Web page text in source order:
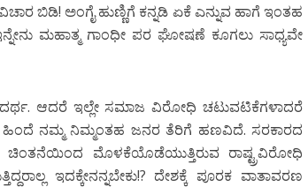
ಬಿಡಿ! ಅಂಗೈ ಹುಣ್ಣಿಗೆ ಕನ್ನಡಿ ಏಕೆ ಎನ್ನುವ ಹಾಗೆ ಇಂತಹ
ಮಹಾತ್ಮ ಗಾಂಧೀ ಪರ ಘೋಷಣೆ ಕೂಗಲು ಸಾಧ್ಯವೇ
ಆದರೆ ಇಲ್ಲೇ ಸಮಾಜ ವಿರೋಧಿ ಚಟುವಟಿಕೆಗಳಾದರೆ
ಹಿಂದೆ ನಮ್ಮ ನಿಮ್ಮಂತಹ ಜನರ ತೆರಿಗೆ ಹಣವಿದೆ. ಸರಕಾರದ
ಚಿಂತನೆಯಿಂದ ಮೊಳಕೆಯೊಡೆಯುತ್ತಿರುವ ರಾಷ್ಟ್ರವಿರೋಧಿ
ಇದಕ್ಕೇನನ್ನಬೇಕು!? ದೇಶಕ್ಕೆ ಪೂರಕ ವಾತಾವರಣ